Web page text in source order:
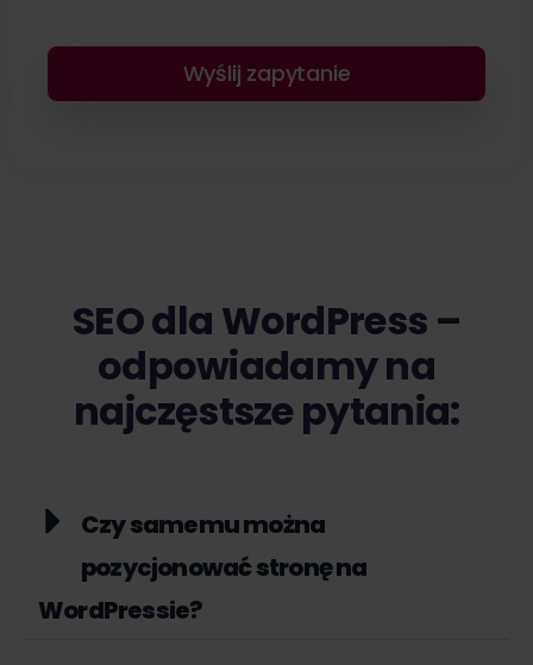
Please leave this field empty.
SEO dla WordPress –
odpowiadamy na
najczęstsze pytania:
Czy samemu można
pozycjonować stronę na
WordPressie?